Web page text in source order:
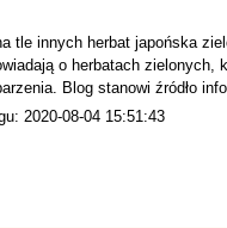
tle innych herbat japońska
o herbatach
Blog stanowi źródło
2020-08-04 15:51:43